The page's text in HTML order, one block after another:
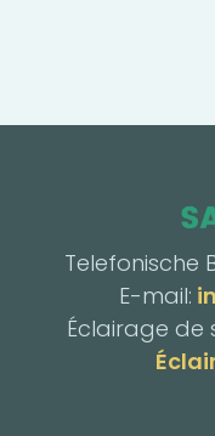
Telefonische
E-mail:
Éclairage de